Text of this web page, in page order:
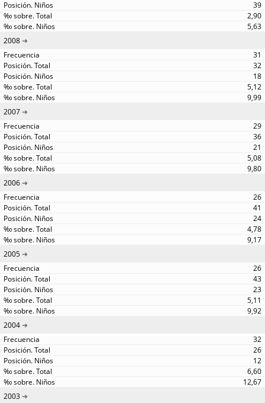
39
2,90
5,63
2008
31
32
18
5,12
9,99
2007
29
36
21
5,08
9,80
2006
26
41
24
4,78
9,17
2005
26
43
23
5,11
9,92
2004
32
26
12
6,60
12,67
2003